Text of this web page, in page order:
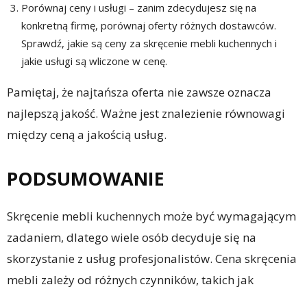
Porównaj ceny i usługi – zanim zdecydujesz się na
konkretną firmę, porównaj oferty różnych dostawców.
Sprawdź, jakie są ceny za skręcenie mebli kuchennych i
jakie usługi są wliczone w cenę.
Pamiętaj, że najtańsza oferta nie zawsze oznacza
najlepszą jakość. Ważne jest znalezienie równowagi
między ceną a jakością usług.
PODSUMOWANIE
Skręcenie mebli kuchennych może być wymagającym
zadaniem, dlatego wiele osób decyduje się na
skorzystanie z usług profesjonalistów. Cena skręcenia
mebli zależy od różnych czynników, takich jak